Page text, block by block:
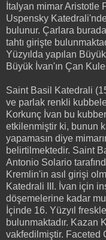
İtalyan mimar Aristotle
Uspensky
bulunur. Çarlara
tahtı girişte
Yüzyılda yapılan
Büyük İvan'ın Çan
Saint Basil Katedrali
ve parlak renkli
Korkunç İvan bu
etkilenmiştir ki, bunun
yapamasın diye
belirtilmektedir. Saint
Antonio Solario
Kremlin'in asıl girişi
Katedrali III. İvan için
döşemelerine kadar
İçinde 16. Yüzyıl
bulunmaktadır. Kazan
vakfedilmiştir. Faceted